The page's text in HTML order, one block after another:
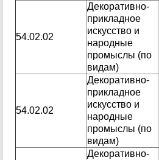
54.02.02
Декоративно-
прикладное
искусство и
народные
промыслы (по
видам)
54.02.02
Декоративно-
прикладное
искусство и
народные
промыслы (по
видам)
Декоративно-